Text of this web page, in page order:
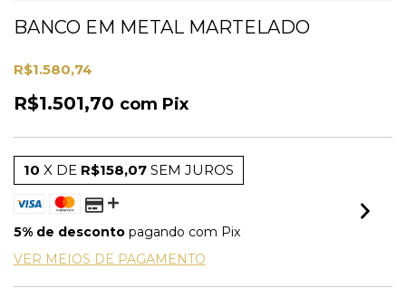
BANCO EM METAL MARTELADO
R$1.580,74
R$1.501,70 com Pix
10 X DE R$158,07 SEM JUROS
5% de desconto pagando com Pix
VER MEIOS DE PAGAMENTO